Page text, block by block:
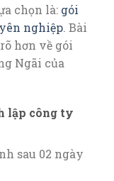
chọn là: gói
nghiệp. Bài
hơn về gói
Ngãi của
lập công ty
sau 02 ngày